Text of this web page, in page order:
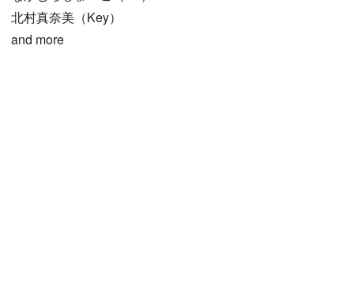
北村真奈美（Key）
and more